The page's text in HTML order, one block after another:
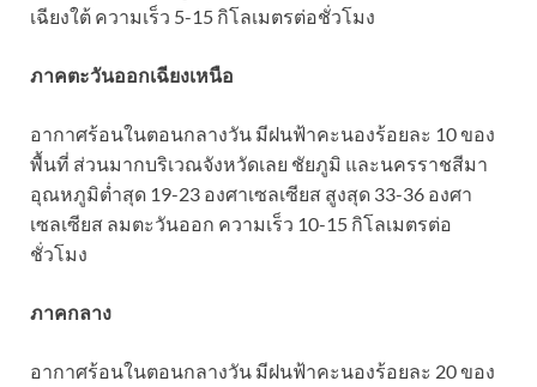
เฉียงใต้ ความเร็ว 5-15 กิโลเมตรต่อชั่วโมง
ภาคตะวันออกเฉียงเหนือ
อากาศร้อนในตอนกลางวัน มีฝนฟ้าคะนองร้อยละ 10 ของ
พื้นที่ ส่วนมากบริเวณจังหวัดเลย ชัยภูมิ และนครราชสีมา
อุณหภูมิต่ำสุด 19-23 องศาเซลเซียส สูงสุด 33-36 องศา
เซลเซียส ลมตะวันออก ความเร็ว 10-15 กิโลเมตรต่อ
ชั่วโมง
ภาคกลาง
อากาศร้อนในตอนกลางวัน มีฝนฟ้าคะนองร้อยละ 20 ของ